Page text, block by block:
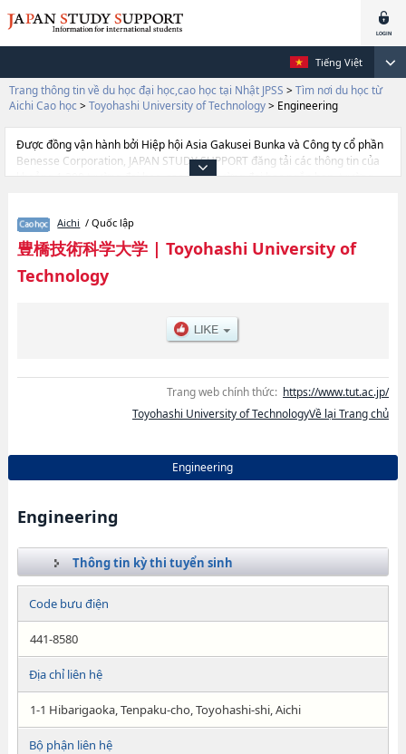
Tiếng Việt
Trang thông tin về du học đại học,cao học tại Nhật JPSS > Tìm nơi du học từ
Aichi Cao học > Toyohashi University of Technology> Engineering
Được đồng vận hành bởi Hiệp hội Asia Gakusei Bunka và Công ty cổ phần
Benesse Corporation, JAPAN STUDY SUPPORT đăng tải các thông tin của
khoảng 1.300 trường đại học, cao học, trường đại học ngắn hạn, trường
Technology, và thông tin cần thiết dành cho du học sinh, như là về các
Engineering, thông tin về từng khoa nghiên cứu, thông tin liên quan đến thi
tuyển như số lượng tuyển sinh, số lượng trúng tuyển, cở sở trang thiết bị,
hướng dẫn địa điểm v.v...
Aichi / Quốc lập
豊橋技術科学大学| Toyohashi University of
Technology
Trang web chính thức: https://www.tut.ac.jp/
Toyohashi University of TechnologyVề lại Trang chủ
Engineering
Engineering
Thông tin kỳ thi tuyển sinh
Code bưu điện
441-8580
Địa chỉ liên hệ
1-1 Hibarigaoka, Tenpaku-cho, Toyohashi-shi, Aichi
Bộ phận liên hệ